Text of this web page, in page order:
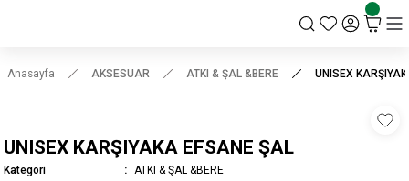
Anasayfa AKSESUAR ATKI & ŞAL &BERE UNISEX
UNISEX KARŞIYAKA EFSANE ŞAL
Kategori
ATKI & ŞAL &BERE